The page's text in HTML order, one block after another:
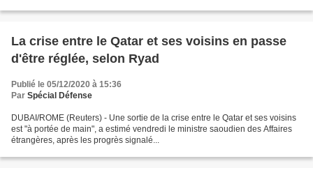
La crise entre le Qatar et ses voisins en passe
d'être réglée, selon Ryad
Publié le 05/12/2020 à 15:36
Par Spécial Défense
DUBAI/ROME (Reuters) - Une sortie de la crise entre le Qatar et ses voisins
est "à portée de main", a estimé vendredi le ministre saoudien des Affaires
étrangères, après les progrès signalé...